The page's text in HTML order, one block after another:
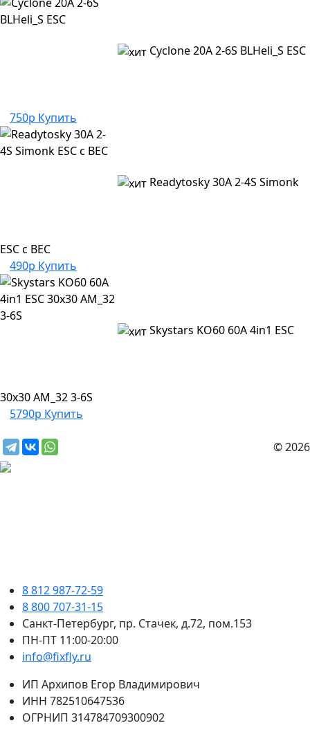
Cyclone 20A 2-6S BLHeli_S ESC
750р Купить
Readytosky 30A 2-4S Simonk
ESC c BEC
490р Купить
Skystars KO60 60A 4in1 ESC
30x30 AM_32 3-6S
5790р Купить
© 2026
8 812 987-72-59
8 800 707-31-15
Санкт-Петербург, пр. Стачек, д.72, пом.153
ПН-ПТ 11:00-20:00
info@fixfly.ru
ИП Архипов Егор Владимирович
ИНН 782510647536
ОГРНИП 314784709300902